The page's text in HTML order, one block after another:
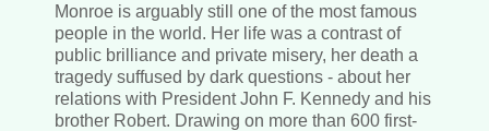
Monroe is arguably still one of the most famous
people in the world. Her life was a contrast of
public brilliance and private misery, her death a
tragedy suffused by dark questions - about her
relations with President John F. Kennedy and his
brother Robert. Drawing on more than 600 first-